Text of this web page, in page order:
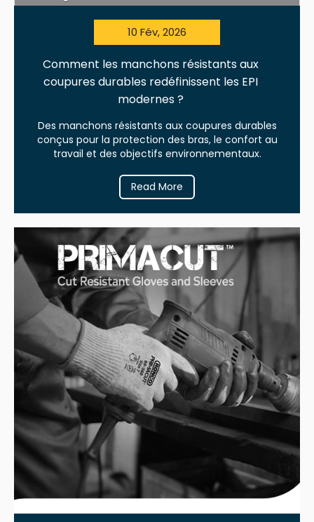
10 Fév, 2026
Comment les manchons résistants aux
coupures durables redéfinissent les EPI
modernes ?
Des manchons résistants aux coupures durables
conçus pour la protection des bras, le confort au
travail et des objectifs environnementaux.
Read More